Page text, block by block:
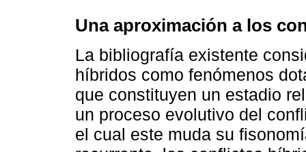
Una aproximación a los
La bibliografía existente
híbridos como fenómenos
que constituyen un estadio
un proceso evolutivo del
el cual este muda su